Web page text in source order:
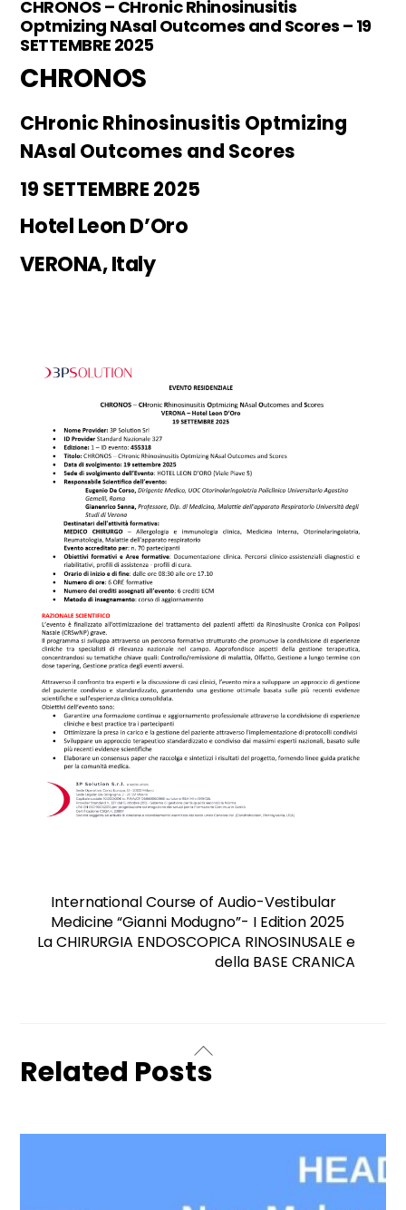
CHRONOS – CHronic Rhinosinusitis
Optmizing NAsal Outcomes and Scores – 19
SETTEMBRE 2025
CHRONOS
CHronic Rhinosinusitis Optmizing
NAsal Outcomes and Scores
19 SETTEMBRE 2025
Hotel Leon D’Oro
VERONA,Italy
International Course of Audio-Vestibular
Medicine “Gianni Modugno”- I Edition 2025
La CHIRURGIA ENDOSCOPICA RINOSINUSALE e
della BASE CRANICA
Related Posts